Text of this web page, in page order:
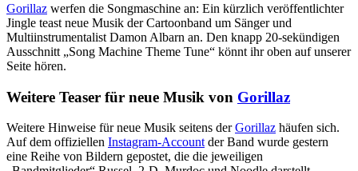
Gorillaz werfen die Songmaschine an: Ein kürzlich veröffentlichter
Jingle teast neue Musik der Cartoonband um Sänger und
Multiinstrumentalist Damon Albarn an. Den knapp 20-sekündigen
Ausschnitt „Song Machine Theme Tune“ könnt ihr oben auf unserer
Seite hören.
Weitere Teaser für neue Musik von Gorillaz
Weitere Hinweise für neue Musik seitens derGorillaz häufen sich.
Auf dem offiziellen Instagram-Account der Band wurde gestern
eine Reihe von Bildern gepostet, die die jeweiligen